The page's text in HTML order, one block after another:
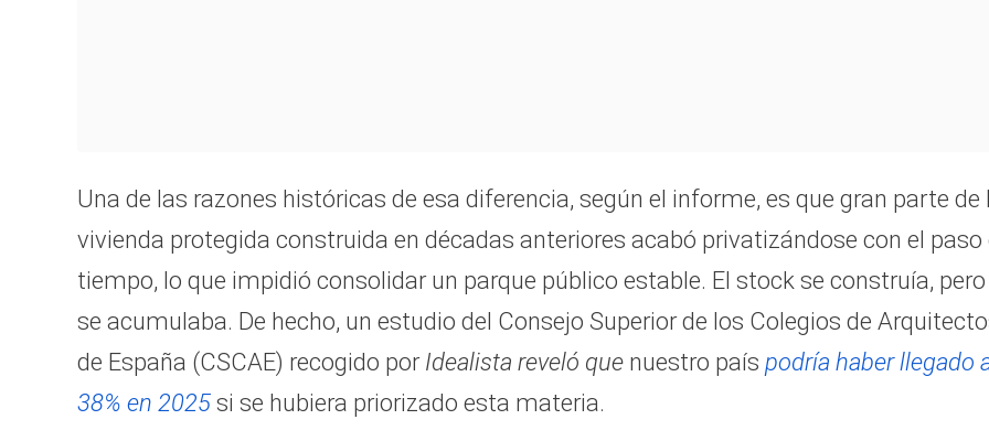
Una de las razones históricas de esa diferencia, según el informe, es que gran parte de
vivienda protegida construida en décadas anteriores acabó privatizándose con el paso
tiempo, lo que impidió consolidar un parque público estable. El stock se construía,
se acumulaba. De hecho, un estudio del Consejo Superior de los Colegios de
de España (CSCAE) recogido por Idealista reveló que nuestro país podría haber llegado
38% en 2025 si se hubiera priorizado esta materia.